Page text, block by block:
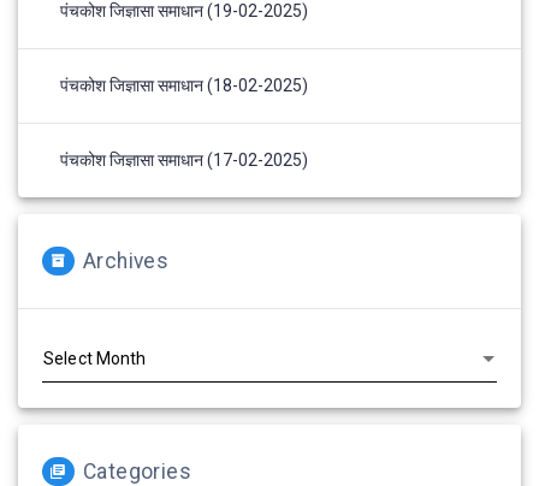
पंचकोश जिज्ञासा समाधान (19-02-2025)
पंचकोश जिज्ञासा समाधान (18-02-2025)
पंचकोश जिज्ञासा समाधान (17-02-2025)
Archives
Categories